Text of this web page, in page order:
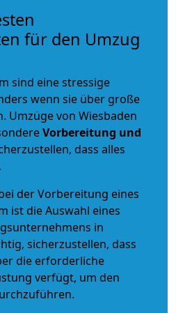
für den Umzug
sind eine stressige
wenn sie über große
Umzüge von Wiesbaden
Vorbereitung und
dass alles
der Vorbereitung eines
ist die Auswahl eines
in
sicherzustellen, dass
die erforderliche
verfügt, um den